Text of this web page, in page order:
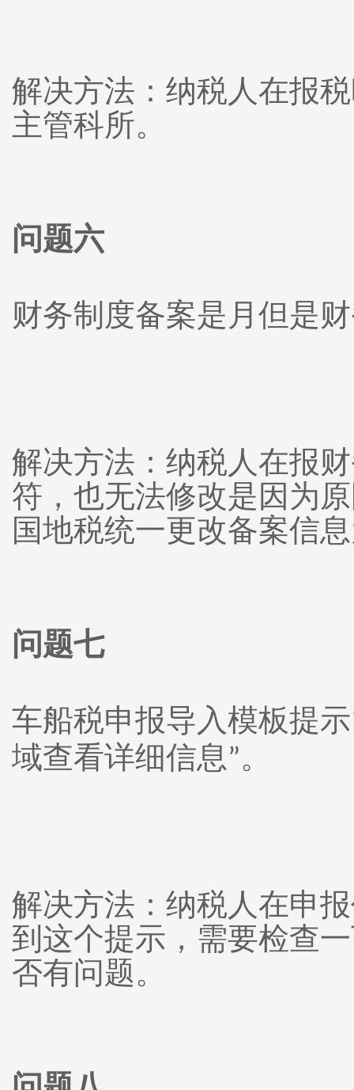
解决方法：纳税人在报
主管科所。
问题六
财务制度备案是月但是
解决方法：纳税人在报
符，也无法修改是因为
国地税统一更改备案信
问题七
车船税申报导入模板提示
域查看详细信息”。
解决方法：纳税人在申
到这个提示，需要检查
否有问题。